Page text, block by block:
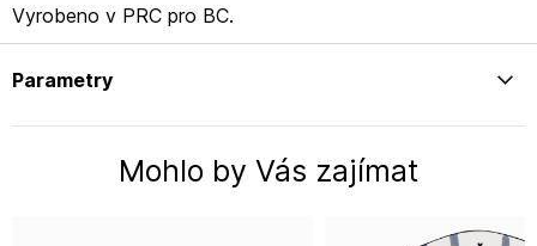
Vyrobeno v PRC pro BC.
Parametry
Mohlo by Vás zajímat